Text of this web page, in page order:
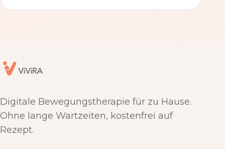
Digitale Bewegungstherapie für zu Hause.
Ohne lange Wartzeiten, kostenfrei auf
Rezept.